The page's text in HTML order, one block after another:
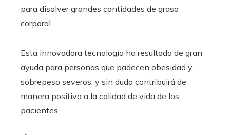
para disolver grandes cantidades de grasa
corporal.
Esta innovadora tecnología ha resultado de gran
ayuda para personas que padecen obesidad y
sobrepeso severos, y sin duda contribuirá de
manera positiva a la calidad de vida de los
pacientes.